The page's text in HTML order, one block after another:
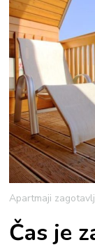
Apartmaji
Čas je